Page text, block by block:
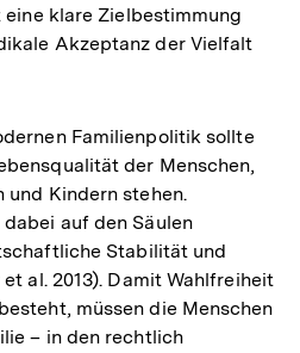
klare Zielbestimmung
Akzeptanz der Vielfalt
Familienpolitik sollte
der Menschen,
und Kindern stehen.
auf den Säulen
Stabilität und
al. 2013). Damit Wahlfreiheit
müssen die Menschen
– in den rechtlich